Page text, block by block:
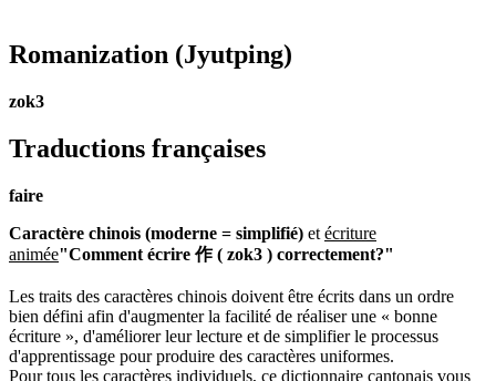
Romanization (Jyutping)
zok3
Traductions françaises
faire
Caractère chinois (moderne = simplifié) et écriture
animée"Comment écrire 作 ( zok3 ) correctement?"
Les traits des caractères chinois doivent être écrits dans un ordre
bien défini afin d'augmenter la facilité de réaliser une « bonne
écriture », d'améliorer leur lecture et de simplifier le processus
d'apprentissage pour produire des caractères uniformes.
Pour tous les caractères individuels, ce dictionnaire cantonais vous